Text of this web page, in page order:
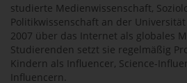
studierte Medienwissenschaft,
Politikwissenschaft an der
2007 über das Internet als globales
Studierenden setzt sie regelmäßig
Kindern als Influencer, Science-
Influencern.